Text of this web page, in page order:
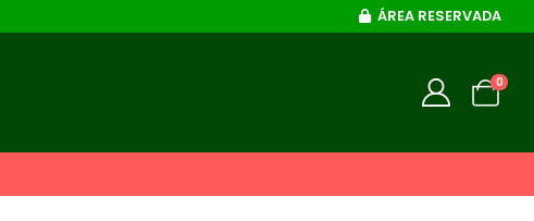
ÁREA RESERVADA
0